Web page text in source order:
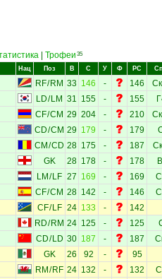
Трофеи 35
Нац Поз В С У Ф РС
RF/ RM 33 146 - 146
LD/ LM 31 155 - 155
CF/CM 29 204 - 210
CD/CM 29 179 - 179
CM /CD 28 175 - 187
GK 28 178 - 178
LM / LF 27 169 - 169
CF/CM 28 142 - 146
CF/LF 24 133 - 142
RD/ RM 24 125 - 125
CD/LD 30 187 - 187
GK 26 92 - 95
RM / RF 24 132 - 132